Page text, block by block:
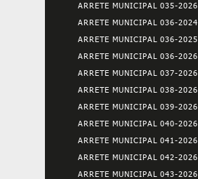
ARRETE MUNICIPAL 035-2026
ARRETE MUNICIPAL 036-2024
ARRETE MUNICIPAL 036-2025
ARRETE MUNICIPAL 036-2026
ARRETE MUNICIPAL 037-2026
ARRETE MUNICIPAL 038-2026
ARRETE MUNICIPAL 039-2026
ARRETE MUNICIPAL 040-2026
ARRETE MUNICIPAL 041-2026
ARRETE MUNICIPAL 042-2026
ARRETE MUNICIPAL 043-2026